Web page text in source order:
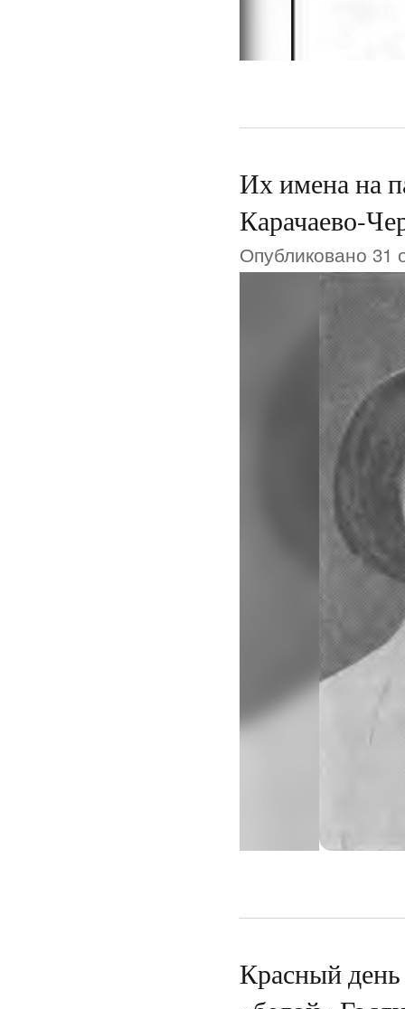
Их имена на
Карачаево-
Опубликовано 31
Красный